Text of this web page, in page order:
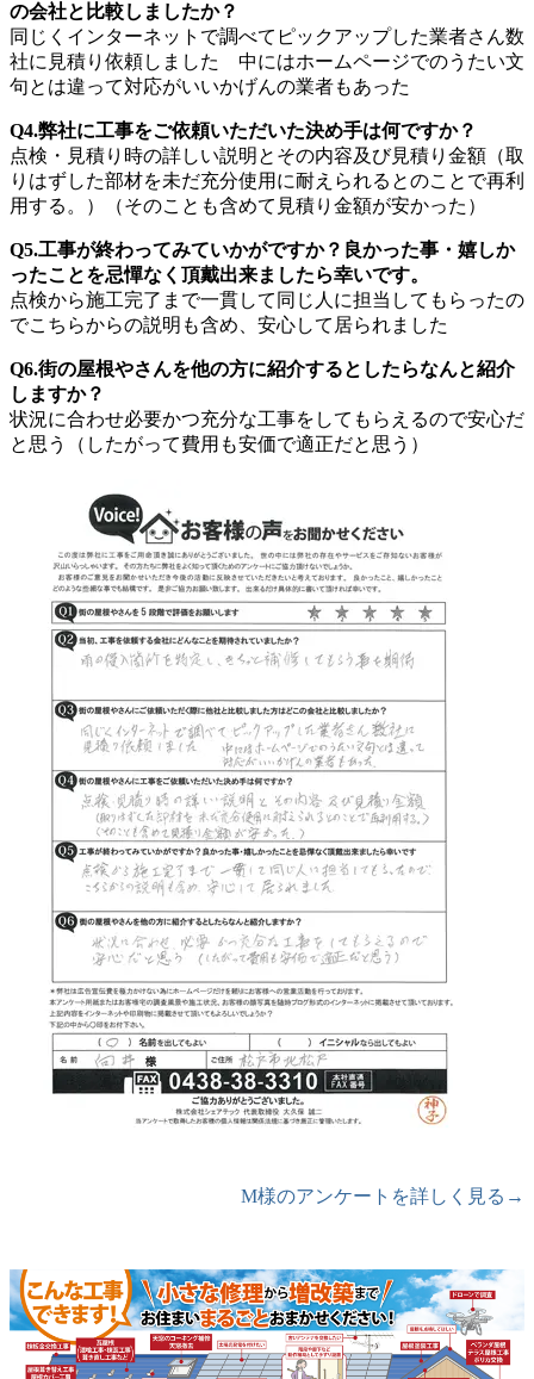
の会社と比較しましたか？
同じくインターネットで調べてピックアップした業者さん数
社に見積り依頼しました 中にはホームページでのうたい文
句とは違って対応がいいかげんの業者もあった
Q4.弊社に工事をご依頼いただいた決め手は何ですか？
点検・見積り時の詳しい説明とその内容及び見積り金額（取
りはずした部材を未だ充分使用に耐えられるとのことで再利
用する。）（そのことも含めて見積り金額が安かった）
Q5.工事が終わってみていかがですか？良かった事・嬉しか
ったことを忌憚なく頂戴出来ましたら幸いです。
点検から施工完了まで一貫して同じ人に担当してもらったの
でこちらからの説明も含め、安心して居られました
Q6.街の屋根やさんを他の方に紹介するとしたらなんと紹介
しますか？
状況に合わせ必要かつ充分な工事をしてもらえるので安心だ
と思う（したがって費用も安価で適正だと思う）
M様のアンケートを詳しく見る→